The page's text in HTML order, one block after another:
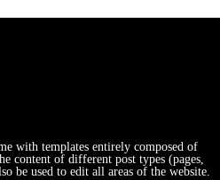
with templates entirely composed of
content of different post types (pages,
be used to edit all areas of the website.